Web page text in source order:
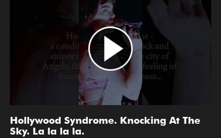
Hollywood Syndrome. Knocking At The
Sky. La la la la.